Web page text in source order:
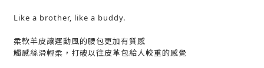
Like a brother, like a buddy.
柔軟羊皮讓運動風的腰包更加有質感
觸感絲滑輕柔，打破以往皮革包給人較重的感覺